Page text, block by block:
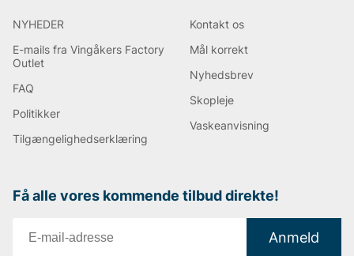
NYHEDER
E-mails fra Vingåkers Factory
Outlet
FAQ
Politikker
Tilgængelighedserklæring
Kontakt os
Mål korrekt
Nyhedsbrev
Skopleje
Vaskeanvisning
Få alle vores kommende tilbud direkte!
Anmeld